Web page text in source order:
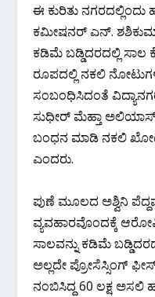
ಈ ಕುರಿತು ನಗರದಲ್ಲಿಂದು
ಕಮೀಷನರ್ ಎನ್.
ಕಡಿಮೆ ಬಡ್ಡಿದರದಲ್ಲಿ ಸಾಲ
ರೂಪದಲ್ಲಿ ನಕಲಿ
ಸಂಬಂಧಿಸಿದಂತೆ
ಸುಧೀರ್ ಮೆಹ್ತಾ
ಬಂಧನ ಮಾಡಿ ನಕಲಿ
ಎಂದರು.
ಪುಣೆ ಮೂಲದ ಅಶ್ವಿನಿ
ವ್ಯವಹಾರವೊಂದಕ್ಕೆ
ಸಾಲವನ್ನು ಕಡಿಮೆ
ಅಲ್ಲದೇ ಪ್ರೋಸೆಸ್ಸಿಂಗ್
‌ನಂಬಿಸಿದ್ದ 60 ಲಕ್ಷ